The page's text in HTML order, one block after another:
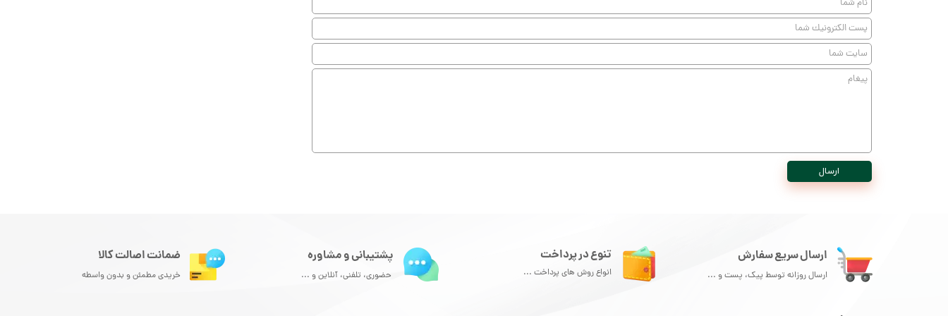
ارسال
ارسال سریع سفارش
ارسال روزانه توسط پیک، پست و ...
تنوع در پرداخت
انواع روش های پرداخت ...
پشتیبانی و مشاوره
حضوری، تلفنی، آنلاین و ...
ضمانت اصالت کالا
خریدی مطمئن و بدون واسطه